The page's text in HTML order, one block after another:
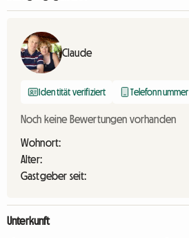
Claude
Identität verifiziert
Noch keine Bewertungen vorhanden
Wohnort:
Alter:
Gastgeber seit:
Unterkunft